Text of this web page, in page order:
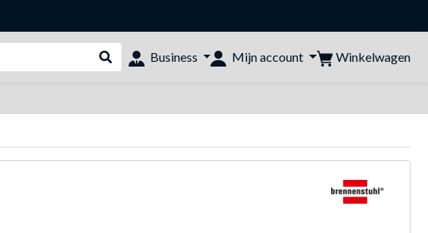
Webshop doorzoeken
Business Mijn account Winkelwagen